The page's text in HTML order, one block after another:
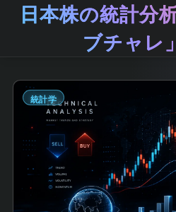
日本株の統計分
ブチャレ
統計学